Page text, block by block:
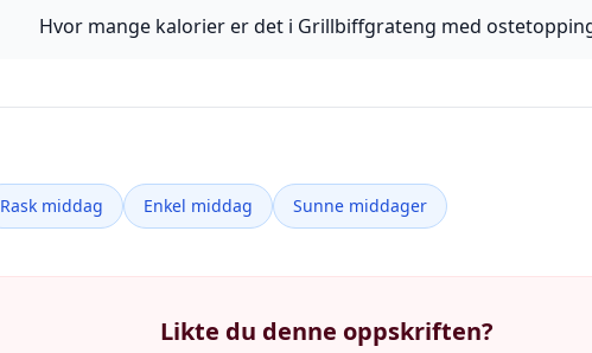
Hvor mange kalorier er det i Grillbiffgrateng med
Rask middag Enkel middag Sunne middager
Likte du denne oppskriften?